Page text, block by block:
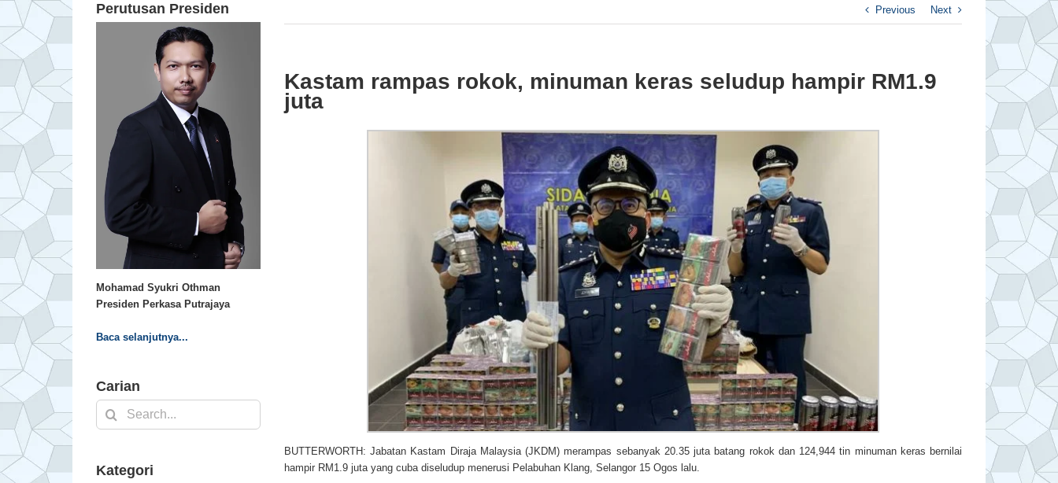
Previous Next
Kastam rampas rokok, minuman keras seludup hampir RM1.9
juta
BUTTERWORTH: Jabatan Kastam Diraja Malaysia (JKDM) merampas sebanyak 20.35 juta batang rokok dan 124,944 tin minuman keras bernilai
hampir RM1.9 juta yang cuba diseludup menerusi Pelabuhan Klang, Selangor 15 Ogos lalu.
Perutusan Presiden
Mohamad Syukri Othman
Presiden Perkasa Putrajaya
Baca selanjutnya...
Carian
Search
for:
Kategori